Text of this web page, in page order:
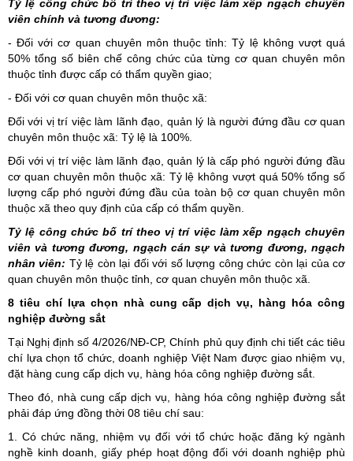
Tỷ lệ công chức bố trí theo vị trí việc làm xếp ngạch chuyên
viên chính và tương đương:
- Đối với cơ quan chuyên môn thuộc tỉnh: Tỷ lệ không vượt quá
50% tổng số biên chế công chức của từng cơ quan chuyên môn
thuộc tỉnh được cấp có thẩm quyền giao;
- Đối với cơ quan chuyên môn thuộc xã:
Đối với vị trí việc làm lãnh đạo, quản lý là người đứng đầu cơ quan
chuyên môn thuộc xã: Tỷ lệ là 100%.
Đối với vị trí việc làm lãnh đạo, quản lý là cấp phó người đứng đầu
cơ quan chuyên môn thuộc xã: Tỷ lệ không vượt quá 50% tổng số
lượng cấp phó người đứng đầu của toàn bộ cơ quan chuyên môn
thuộc xã theo quy định của cấp có thẩm quyền.
Tỷ lệ công chức bố trí theo vị trí việc làm xếp ngạch chuyên
viên và tương đương, ngạch cán sự và tương đương, ngạch
nhân viên: Tỷ lệ còn lại đối với số lượng công chức còn lại của cơ
quan chuyên môn thuộc tỉnh, cơ quan chuyên môn thuộc xã.
8 tiêu chí lựa chọn nhà cung cấp dịch vụ, hàng hóa công
nghiệp đường sắt
Tại Nghị định số 4/2026/NĐ-CP, Chính phủ quy định chi tiết các tiêu
chí lựa chọn tổ chức, doanh nghiệp Việt Nam được giao nhiệm vụ,
đặt hàng cung cấp dịch vụ, hàng hóa công nghiệp đường sắt.
Theo đó, nhà cung cấp dịch vụ, hàng hóa công nghiệp đường sắt
phải đáp ứng đồng thời 08 tiêu chí sau:
1. Có chức năng, nhiệm vụ đối với tổ chức hoặc đăng ký ngành
nghề kinh doanh, giấy phép hoạt động đối với doanh nghiệp phù